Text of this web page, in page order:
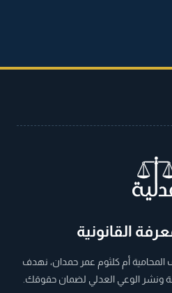
القانونية
المحامية أم كلثوم عمر حمدان، نهدف
ونشر الوعي العدلي لضمان حقوقك.